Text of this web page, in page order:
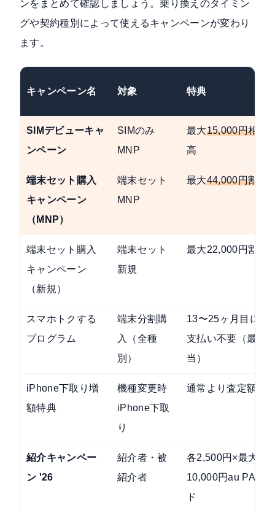
ンをまとめて確認しましょう。乗り換えのタイミン
グや契約種別によって使えるキャンペーンが変わり
ます。
キャンペーン名 対象 特典
SIMデビューキャ
ンペーン
SIMのみ
MNP
最大15,000円相当
高
端末セット購入
キャンペーン
（MNP）
端末セット
MNP
最大44,000円割引
端末セット購入
キャンペーン
（新規）
端末セット
新規
最大22,000円割引
スマホトクする
プログラム
端末分割購
入（全種
別）
13〜25ヶ月目に返
支払い不要（最大
当）
iPhone下取り増
額特典
機種変更時
iPhone下取
り
通常より査定額を
紹介キャンペー
ン '26
紹介者・被
紹介者
各2,500円×最大4
10,000円au PAYギ
ド